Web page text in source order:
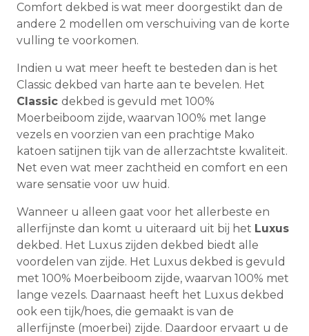
Comfort dekbed is wat meer doorgestikt dan de
andere 2 modellen om verschuiving van de korte
vulling te voorkomen.
Indien u wat meer heeft te besteden dan is het
Classic dekbed van harte aan te bevelen. Het
Classic dekbed is gevuld met 100%
Moerbeiboom zijde, waarvan 100% met lange
vezels en voorzien van een prachtige Mako
katoen satijnen tijk van de allerzachtste kwaliteit.
Net even wat meer zachtheid en comfort en een
ware sensatie voor uw huid.
Wanneer u alleen gaat voor het allerbeste en
allerfijnste dan komt u uiteraard uit bij het Luxus
dekbed. Het Luxus zijden dekbed biedt alle
voordelen van zijde. Het Luxus dekbed is gevuld
met 100% Moerbeiboom zijde, waarvan 100% met
lange vezels. Daarnaast heeft het Luxus dekbed
ook een tijk/hoes, die gemaakt is van de
allerfijnste (moerbei) zijde. Daardoor ervaart u de